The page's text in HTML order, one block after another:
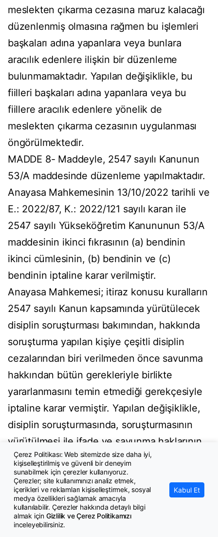
meslekten çıkarma cezasına maruz kalacağı
düzenlenmiş olmasına rağmen bu işlemleri
başkaları adına yapanlara veya bunlara
aracılık edenlere ilişkin bir düzenleme
bulunmamaktadır. Yapılan değişiklikle, bu
fiilleri başkaları adına yapanlara veya bu
fiillere aracılık edenlere yönelik de
meslekten çıkarma cezasının uygulanması
öngörülmektedir.
MADDE 8- Maddeyle, 2547 sayılı Kanunun
53/A maddesinde düzenleme yapılmaktadır.
Anayasa Mahkemesinin 13/10/2022 tarihli ve
E.: 2022/87, K.: 2022/121 sayılı karan ile
2547 sayılı Yükseköğretim Kanununun 53/A
maddesinin ikinci fıkrasının (a) bendinin
ikinci cümlesinin, (b) bendinin ve (c)
bendinin iptaline karar verilmiştir.
Anayasa Mahkemesi; itiraz konusu kuralların
2547 sayılı Kanun kapsamında yürütülecek
disiplin soruşturması bakımından, hakkında
soruşturma yapılan kişiye çeşitli disiplin
cezalarından biri verilmeden önce savunma
hakkından bütün gerekleriyle birlikte
yararlanmasını temin etmediği gerekçesiyle
iptaline karar vermiştir. Yapılan değişiklikle,
disiplin soruşturmasında, soruşturmasının
yürütülmesi ile ifade ve savunma haklarının
kullanılmasına ilişkin usul ve esaslar Anayasa
Mahkemesinin iptal kararı dikkate alınarak
yeniden düzenlemekte ve böylelikle hukuki
güvenlik ve belirlilik ilkeleri ile hukuki
dinlenilme hakkının sağlanması
Çerez Politikası: Web sitemizde size daha iyi,
kişiselleştirilmiş ve güvenli bir deneyim
sunabilmek için çerezler kullanıyoruz.
Çerezler; site kullanımınızı analiz etmek,
içerikleri ve reklamları kişiselleştirmek, sosyal
medya özellikleri sağlamak amacıyla
kullanılabilir. Çerezler hakkında detaylı bilgi
almak için Gizlilik ve Çerez Politikamızı
inceleyebilirsiniz.
Kabul Et